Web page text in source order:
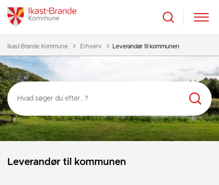
Ikast-Brande Kommune
Tilbage til
Erhverv Leverandør til kommunen
Leverandør til kommunen